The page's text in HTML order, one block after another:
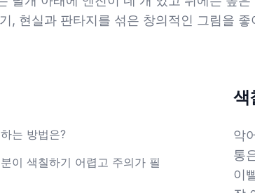
, 현실과 판타지를 섞은 창의적인 그림을
는 방법은?
이 색칠하기 어렵고 주의가 필
색
악
통
이